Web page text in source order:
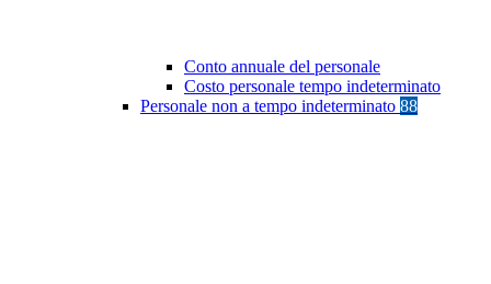
Conto annuale del personale
Costo personale tempo indeterminato
Personale non a tempo indeterminato 88